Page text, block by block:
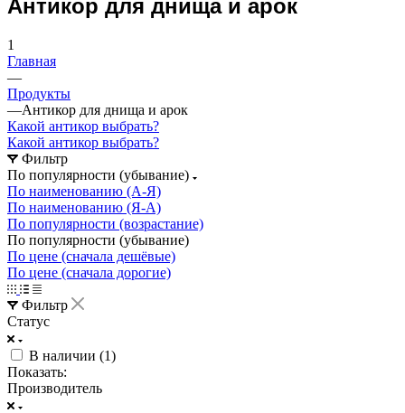
Антикор для днища и арок
1
Главная
—
Продукты
—Антикор для днища и арок
Какой антикор выбрать?
Какой антикор выбрать?
Фильтр
По популярности (убывание)
По наименованию (А-Я)
По наименованию (Я-А)
По популярности (возрастание)
По популярности (убывание)
По цене (сначала дешёвые)
По цене (сначала дорогие)
Фильтр
Статус
В наличии (1)
Показать:
Производитель